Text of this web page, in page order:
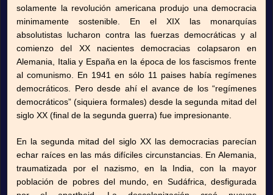
solamente la revolución americana produjo una democracia
minimamente sostenible. En el XIX las monarquías
absolutistas lucharon contra las fuerzas democráticas y al
comienzo del XX nacientes democracias colapsaron en
Alemania, Italia y España en la época de los fascismos frente
al comunismo. En 1941 en sólo 11 paises había regímenes
democráticos. Pero desde ahí el avance de los “regímenes
democráticos” (siquiera formales) desde la segunda mitad del
siglo XX (final de la segunda guerra) fue impresionante.
En la segunda mitad del siglo XX las democracias parecían
echar raíces en las más difíciles circunstancias. En Alemania,
traumatizada por el nazismo, en la India, con la mayor
población de pobres del mundo, en Sudáfrica, desfigurada